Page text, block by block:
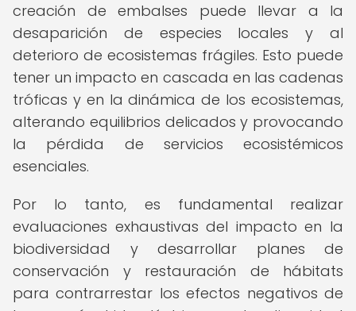
creación de embalses puede llevar a la
desaparición de especies locales y al
deterioro de ecosistemas frágiles. Esto puede
tener un impacto en cascada en las cadenas
tróficas y en la dinámica de los ecosistemas,
alterando equilibrios delicados y provocando
la pérdida de servicios ecosistémicos
esenciales.
Por lo tanto, es fundamental realizar
evaluaciones exhaustivas del impacto en la
biodiversidad y desarrollar planes de
conservación y restauración de hábitats
para contrarrestar los efectos negativos de